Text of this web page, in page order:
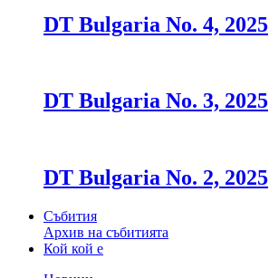
DT Bulgaria No. 4, 2025
DT Bulgaria No. 3, 2025
DT Bulgaria No. 2, 2025
Събития
Архив на събитията
Кой кой е